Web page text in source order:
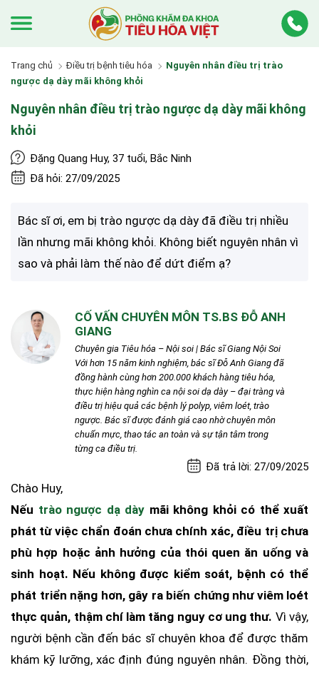
Trang chủ Điều trị bệnh tiêu hóa
Nguyên nhân điều trị trào
ngược dạ dày mãi không khỏi
Nguyên nhân điều trị trào ngược dạ dày mãi không
khỏi
Đặng Quang Huy, 37 tuổi, Bắc Ninh
Đã hỏi: 27/09/2025
Bác sĩ ơi, em bị trào ngược dạ dày đã điều trị nhiều
lần nhưng mãi không khỏi. Không biết nguyên nhân vì
sao và phải làm thế nào để dứt điểm ạ?
CỐ VẤN CHUYÊN MÔN TS.BS ĐỖ ANH
GIANG
Chuyên gia Tiêu hóa – Nội soi | Bác sĩ Giang Nội Soi
Với hơn 15 năm kinh nghiệm, bác sĩ Đỗ Anh Giang đã
đồng hành cùng hơn 200.000 khách hàng tiêu hóa,
thực hiện hàng nghìn ca nội soi dạ dày – đại tràng và
điều trị hiệu quả các bệnh lý polyp, viêm loét, trào
ngược. Bác sĩ được đánh giá cao nhờ chuyên môn
chuẩn mực, thao tác an toàn và sự tận tâm trong
từng ca điều trị.
Đã trả lời: 27/09/2025
Chào Huy,
Nếu trào ngược dạ dày mãi không khỏi có thể xuất
phát từ việc chẩn đoán chưa chính xác, điều trị chưa
phù hợp hoặc ảnh hưởng của thói quen ăn uống và
sinh hoạt. Nếu không được kiểm soát, bệnh có thể
phát triển nặng hơn, gây ra biến chứng như viêm loét
thực quản, thậm chí làm tăng nguy cơ ung thư. Vì vậy,
người bệnh cần đến bác sĩ chuyên khoa để được thăm
khám kỹ lưỡng, xác định đúng nguyên nhân. Đồng thời,